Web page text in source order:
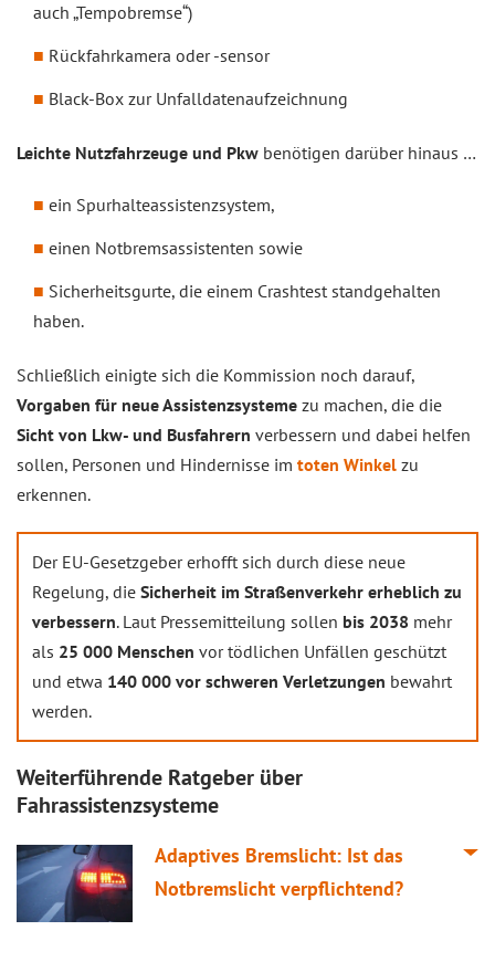
auch „Tempobremse“)
Rückfahrkamera oder -sensor
Black-Box zur Unfalldatenaufzeichnung
Leichte Nutzfahrzeuge und Pkw benötigen darüber hinaus …
ein Spurhalteassistenzsystem,
einen Notbremsassistenten sowie
Sicherheitsgurte, die einem Crashtest standgehalten
haben.
Schließlich einigte sich die Kommission noch darauf,
Vorgaben für neue Assistenzsysteme zu machen, die die
Sicht von Lkw- und Busfahrern verbessern und dabei helfen
sollen, Personen und Hindernisse im toten Winkel zu
erkennen.
Der EU-Gesetzgeber erhofft sich durch diese neue
Regelung, die Sicherheit im Straßenverkehr erheblich zu
verbessern. Laut Pressemitteilung sollen bis 2038 mehr
als 25 000 Menschen vor tödlichen Unfällen geschützt
und etwa 140 000 vor schweren Verletzungen bewahrt
werden.
Weiterführende Ratgeber über
Fahrassistenzsysteme
Adaptives Bremslicht: Ist das
Notbremslicht verpflichtend?